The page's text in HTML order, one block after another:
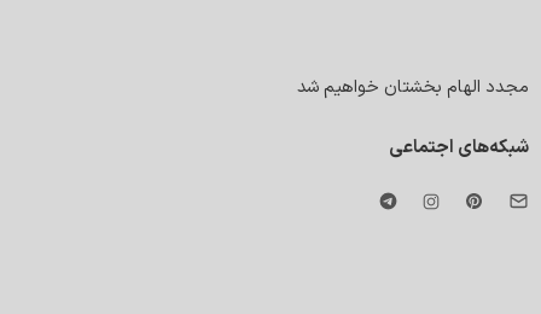
مجدد الهام بخشتان خواهیم شد
شبکه‌های اجتماعی